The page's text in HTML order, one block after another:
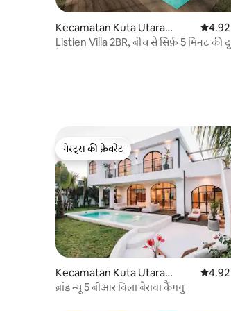
Kecamatan Kuta Utara
में कोठी
औसत4.92
Listien Villa 2BR, बीच से सिर्फ़ 5 मिनट की
गेस्ट्स की फ़ेवरेट
गेस्ट्स की फ़ेवरेट
Kecamatan Kuta Utara
में कोठी
औसत4.92
ब्रांड न्यू 5 बीआर विला बेरावा कैंगगु